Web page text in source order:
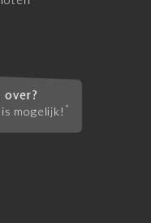
over?
mogelijk! *